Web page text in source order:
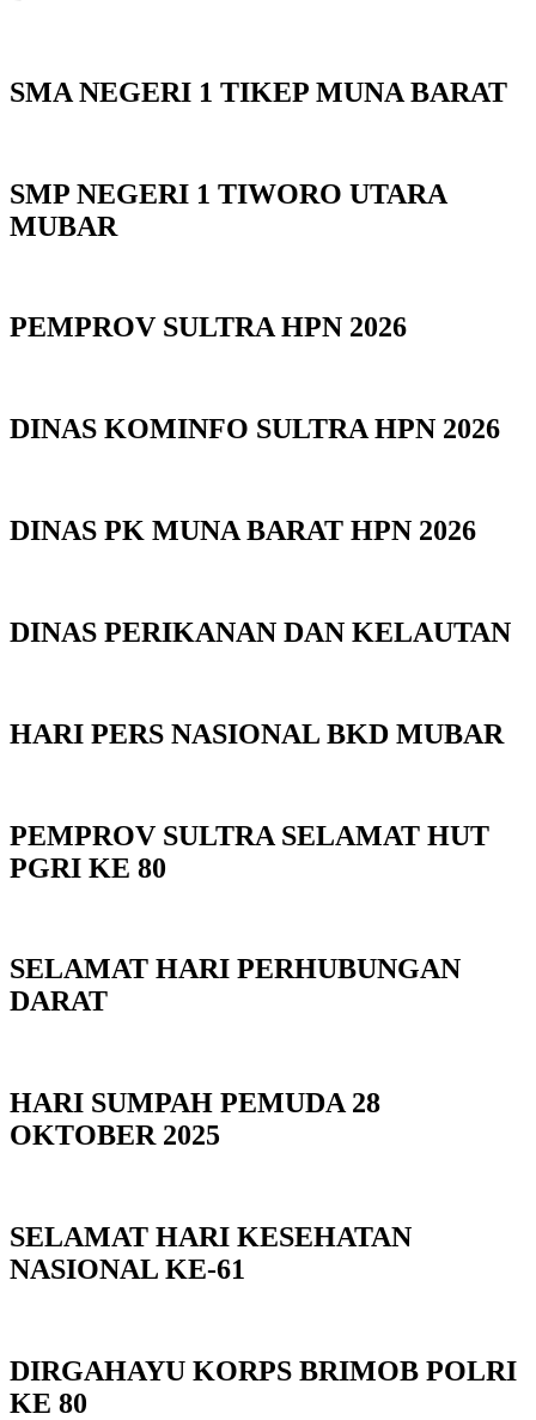
SMA NEGERI 1 TIKEP MUNA BARAT
SMP NEGERI 1 TIWORO UTARA
MUBAR
PEMPROV SULTRA HPN 2026
DINAS KOMINFO SULTRA HPN 2026
DINAS PK MUNA BARAT HPN 2026
DINAS PERIKANAN DAN KELAUTAN
HARI PERS NASIONAL BKD MUBAR
PEMPROV SULTRA SELAMAT HUT
PGRI KE 80
SELAMAT HARI PERHUBUNGAN
DARAT
HARI SUMPAH PEMUDA 28
OKTOBER 2025
SELAMAT HARI KESEHATAN
NASIONAL KE-61
DIRGAHAYU KORPS BRIMOB POLRI
KE 80